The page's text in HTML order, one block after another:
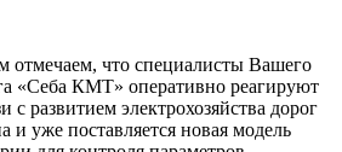
отмечаем, что специалисты Вашего
«Себа КМТ» оперативно реагируют
с развитием электрохозяйства дорог
и уже поставляется новая модель